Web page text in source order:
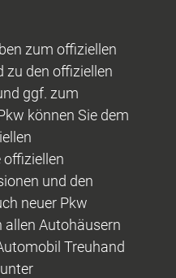
zum offiziellen
den offiziellen
ggf. zum
können Sie dem
und den
neuer Pkw
allen Autohäusern
Treuhand